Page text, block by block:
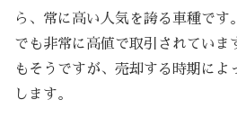
ら、常に高い人気を誇る車種です
でも非常に高値で取引されていま
もそうですが、売却する時期によ
します。